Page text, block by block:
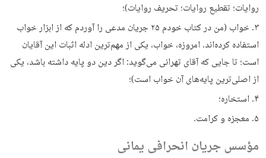
روایات؛ تقطیع روایات؛ تحریف روایات)؛
خواب (من در کتاب خودم ۲۵ جریان مدعی را آوردم که از ابزار خواب
استفاده کرده‌اند. امروزه، خواب، یکی از مهم‌ترین ادله اثبات این آقایان
است؛ تا جایی که آقای تهرانی می‌گوید: اگر دین دو پایه داشته باشد، یکی
از اصلی‌ترین پایه‌های آن خواب است)؛
استخاره؛
معجزه و کرامت.
مؤسس جریان انحرافی یمانی